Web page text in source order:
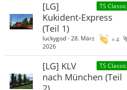
TS Classic
[LG]
Kukident-Express
(Teil 1)
4
luckygod-28. März
2026
TS Classic
[LG] KLV
nach München (Teil